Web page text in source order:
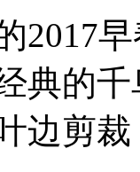
2017
典的
边剪裁